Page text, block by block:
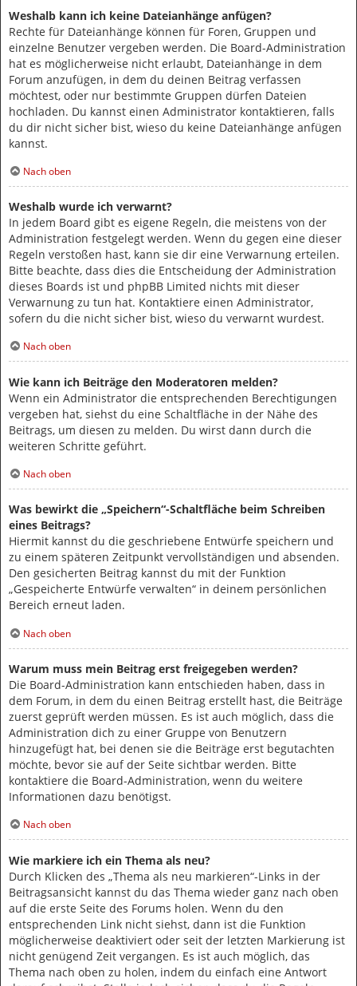
Weshalb kann ich keine Dateianhänge anfügen?
Rechte für Dateianhänge können für Foren, Gruppen und
einzelne Benutzer vergeben werden. Die Board-Administration
hat es möglicherweise nicht erlaubt, Dateianhänge in dem
Forum anzufügen, in dem du deinen Beitrag verfassen
möchtest, oder nur bestimmte Gruppen dürfen Dateien
hochladen. Du kannst einen Administrator kontaktieren, falls
du dir nicht sicher bist, wieso du keine Dateianhänge anfügen
kannst.
Nach oben
Weshalb wurde ich verwarnt?
In jedem Board gibt es eigene Regeln, die meistens von der
Administration festgelegt werden. Wenn du gegen eine dieser
Regeln verstoßen hast, kann sie dir eine Verwarnung erteilen.
Bitte beachte, dass dies die Entscheidung der Administration
dieses Boards ist und phpBB Limited nichts mit dieser
Verwarnung zu tun hat. Kontaktiere einen Administrator,
sofern du die nicht sicher bist, wieso du verwarnt wurdest.
Nach oben
Wie kann ich Beiträge den Moderatoren melden?
Wenn ein Administrator die entsprechenden Berechtigungen
vergeben hat, siehst du eine Schaltfläche in der Nähe des
Beitrags, um diesen zu melden. Du wirst dann durch die
weiteren Schritte geführt.
Nach oben
Was bewirkt die „Speichern“-Schaltfläche beim Schreiben
eines Beitrags?
Hiermit kannst du die geschriebene Entwürfe speichern und
zu einem späteren Zeitpunkt vervollständigen und absenden.
Den gesicherten Beitrag kannst du mit der Funktion
„Gespeicherte Entwürfe verwalten“ in deinem persönlichen
Bereich erneut laden.
Nach oben
Warum muss mein Beitrag erst freigegeben werden?
Die Board-Administration kann entschieden haben, dass in
dem Forum, in dem du einen Beitrag erstellt hast, die Beiträge
zuerst geprüft werden müssen. Es ist auch möglich, dass die
Administration dich zu einer Gruppe von Benutzern
hinzugefügt hat, bei denen sie die Beiträge erst begutachten
möchte, bevor sie auf der Seite sichtbar werden. Bitte
kontaktiere die Board-Administration, wenn du weitere
Informationen dazu benötigst.
Nach oben
Wie markiere ich ein Thema als neu?
Durch Klicken des „Thema als neu markieren“-Links in der
Beitragsansicht kannst du das Thema wieder ganz nach oben
auf die erste Seite des Forums holen. Wenn du den
entsprechenden Link nicht siehst, dann ist die Funktion
möglicherweise deaktiviert oder seit der letzten Markierung ist
nicht genügend Zeit vergangen. Es ist auch möglich, das
Thema nach oben zu holen, indem du einfach eine Antwort